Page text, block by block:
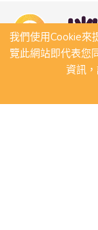
我們使用Cookie來
覽此網站即代表您
資訊